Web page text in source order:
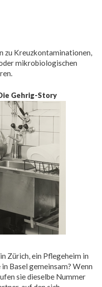
zu Kreuzkontaminationen,
mikrobiologischen
Gehrig-Story
Zürich, ein Pflegeheim in
Basel gemeinsam? Wenn
sie dieselbe Nummer